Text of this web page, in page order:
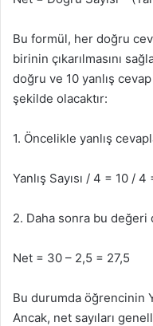
Bu formül, her doğru
birinin çıkarılmasını
doğru ve 10 yanlış
şekilde olacaktır:
1. Öncelikle yanlış
Yanlış Sayısı / 4 = 10 / 4
2. Daha sonra bu değeri
Net = 30 – 2,5 = 27,5
Bu durumda öğrencinin
Ancak, net sayıları